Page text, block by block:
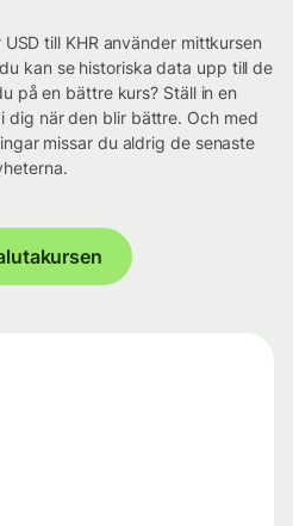
till KHR använder mittkursen
kan se historiska data upp till de
på en bättre kurs? Ställ in en
dig när den blir bättre. Och med
missar du aldrig de senaste